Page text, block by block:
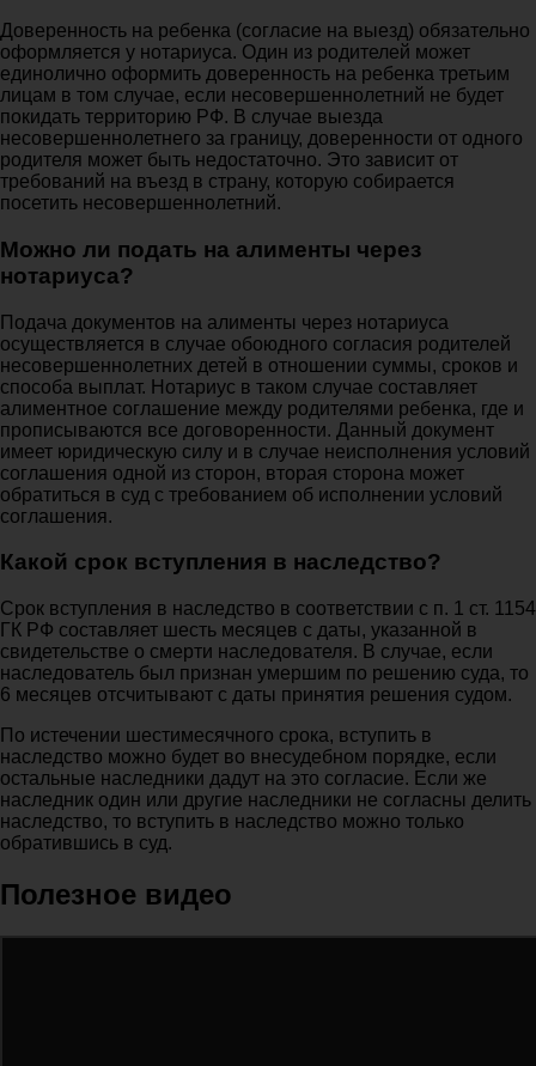
Доверенность на ребенка (согласие на выезд) обязательно
оформляется у нотариуса. Один из родителей может
единолично оформить доверенность на ребенка третьим
лицам в том случае, если несовершеннолетний не будет
покидать территорию РФ. В случае выезда
несовершеннолетнего за границу, доверенности от одного
родителя может быть недостаточно. Это зависит от
требований на въезд в страну, которую собирается
посетить несовершеннолетний.
Можно ли подать на алименты через
нотариуса?
Подача документов на алименты через нотариуса
осуществляется в случае обоюдного согласия родителей
несовершеннолетних детей в отношении суммы, сроков и
способа выплат. Нотариус в таком случае составляет
алиментное соглашение между родителями ребенка, где и
прописываются все договоренности. Данный документ
имеет юридическую силу и в случае неисполнения условий
соглашения одной из сторон, вторая сторона может
обратиться в суд с требованием об исполнении условий
соглашения.
Какой срок вступления в наследство?
Срок вступления в наследство в соответствии с п. 1 ст. 1154
ГК РФ составляет шесть месяцев с даты, указанной в
свидетельстве о смерти наследователя. В случае, если
наследователь был признан умершим по решению суда, то
6 месяцев отсчитывают с даты принятия решения судом.
По истечении шестимесячного срока, вступить в
наследство можно будет во внесудебном порядке, если
остальные наследники дадут на это согласие. Если же
наследник один или другие наследники не согласны делить
наследство, то вступить в наследство можно только
обратившись в суд.
Полезное видео